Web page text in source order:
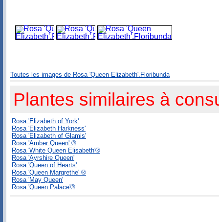
Toutes les images de Rosa 'Queen Elizabeth'.Floribunda
Plantes similaires à
Rosa 'Elizabeth of York'
Rosa 'Elizabeth Harkness'
Rosa 'Elizabeth of Glamis'
Rosa 'Amber Queen' ®
Rosa 'White Queen Elisabeth'®
Rosa 'Ayrshire Queen'
Rosa 'Queen of Hearts'
Rosa 'Queen Margrethe' ®
Rosa 'May Queen'
Rosa 'Queen Palace'®